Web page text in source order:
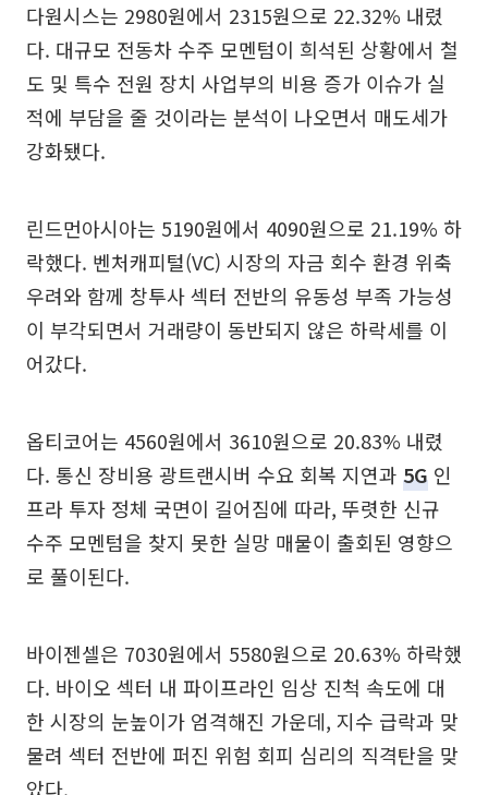
다원시스는 2980원에서 2315원으로 22.32% 내렸
다. 대규모 전동차 수주 모멘텀이 희석된 상황에서 철
도 및 특수 전원 장치 사업부의 비용 증가 이슈가 실
적에 부담을 줄 것이라는 분석이 나오면서 매도세가
강화됐다.
린드먼아시아는 5190원에서 4090원으로 21.19% 하
락했다. 벤처캐피털(VC) 시장의 자금 회수 환경 위축
우려와 함께 창투사 섹터 전반의 유동성 부족 가능성
이 부각되면서 거래량이 동반되지 않은 하락세를 이
어갔다.
옵티코어는 4560원에서 3610원으로 20.83% 내렸
다. 통신 장비용 광트랜시버 수요 회복 지연과 5G 인
프라 투자 정체 국면이 길어짐에 따라, 뚜렷한 신규
수주 모멘텀을 찾지 못한 실망 매물이 출회된 영향으
로 풀이된다.
바이젠셀은 7030원에서 5580원으로 20.63% 하락했
다. 바이오 섹터 내 파이프라인 임상 진척 속도에 대
한 시장의 눈높이가 엄격해진 가운데, 지수 급락과 맞
물려 섹터 전반에 퍼진 위험 회피 심리의 직격탄을 맞
았다.